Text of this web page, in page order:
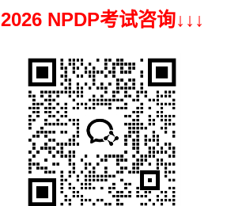
2026 NPDP考试咨询↓ ↓ ↓